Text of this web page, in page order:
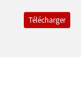
Télécharger